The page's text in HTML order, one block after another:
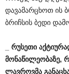
დავამარცხოთ ის
ბრიჩსის ბედი
რუსეთი
მონაწილეობაზე,
ლავროვმა